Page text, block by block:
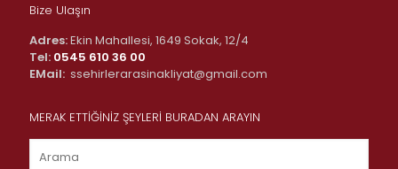
Bize Ulaşın
Adres:Ekin Mahallesi, 1649 Sokak, 12/4
Tel: 0545 610 36 00
EMail: ssehirlerarasinakliyat@gmail.com
MERAK ETTİĞİNİZ ŞEYLERİ BURADAN ARAYIN